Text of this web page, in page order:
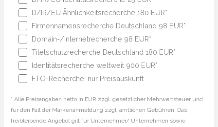
D/IR/EU Ähnlichkeitsrecherche 180 EUR*
Firmennamensrecherche Deutschland 98 EUR*
Domain-/Internetrecherche 98 EUR*
Titelschutzrecherche Deutschland 180 EUR*
Identitätsrecherche weltweit 900 EUR*
FTO-Recherche, nur Preisauskunft
* Alle Preisangaben netto in EUR zzgl. gesetzlicher Mehrwertsteuer und
für den Fall der Markenanmeldung zzgl. amtlichen Gebühren. Das
freibleibende Angebot gilt für Unternehmer/ Unternehmen sowie